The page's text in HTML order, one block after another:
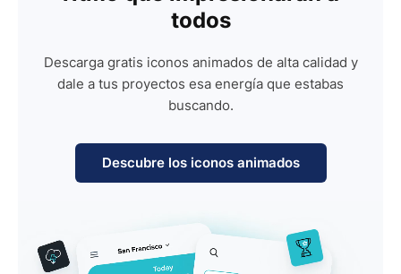
todos
Descarga gratis iconos animados de alta calidad y
dale a tus proyectos esa energía que estabas
buscando.
Descubre los iconos animados